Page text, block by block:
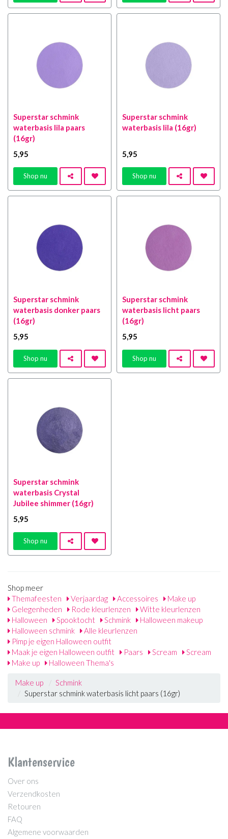
Superstar schmink
waterbasis lila paars
(16gr)
5 ,95
Shop nu
Superstar schmink
waterbasis lila (16gr)
5 ,95
Shop nu
Superstar schmink
waterbasis donker paars
(16gr)
5 ,95
Shop nu
Superstar schmink
waterbasis licht paars
(16gr)
5 ,95
Shop nu
Superstar schmink
waterbasis Crystal
Jubilee shimmer (16gr)
5 ,95
Shop nu
Shop meer
Themafeesten
Verjaardag Accessoires
Make up
Gelegenheden
Rode kleurlenzen
Witte kleurlenzen
Halloween
Spooktocht Schmink
Halloween makeup
Halloween schmink
Alle kleurlenzen
Pimp je eigen Halloween outfit
Maak je eigen Halloween outfit
Paars Scream
Scream
Make up
Halloween Thema's
Make up
Schmink
Superstar schmink waterbasis licht paars (16gr)
Klantenservice
Over ons
Verzendkosten
Retouren
FAQ
Algemene voorwaarden